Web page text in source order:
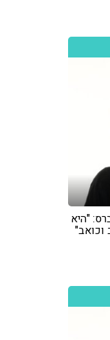
"היא